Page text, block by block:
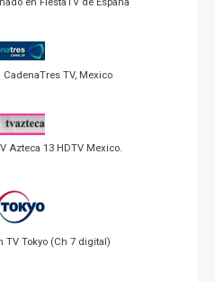
TV, Mexico
Azteca 13 HDTV Mexico.
TV Tokyo (Ch 7 digital)